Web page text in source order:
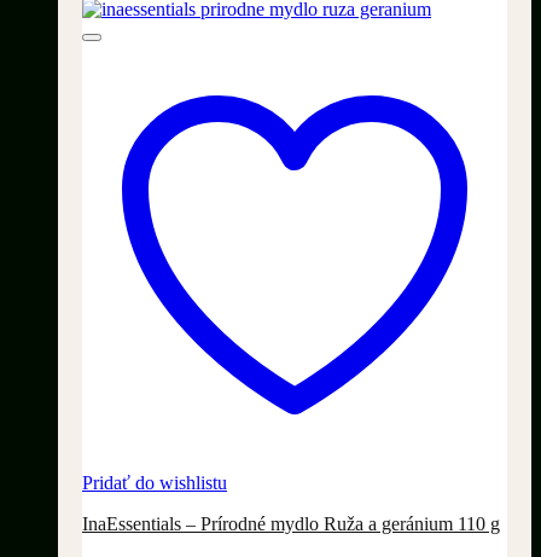
Pridať do wishlistu
InaEssentials – Prírodné mydlo Ruža a geránium 110 g